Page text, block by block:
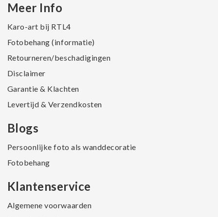
Meer Info
Karo-art bij RTL4
Fotobehang (informatie)
Retourneren/beschadigingen
Disclaimer
Garantie & Klachten
Levertijd & Verzendkosten
Blogs
Persoonlijke foto als wanddecoratie
Fotobehang
Klantenservice
Algemene voorwaarden